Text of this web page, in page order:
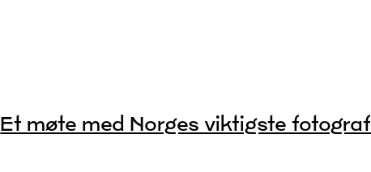
Et møte med Norges viktigste fotograf